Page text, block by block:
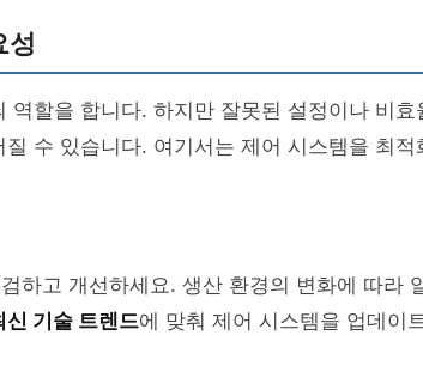
성
역할을 합니다. 하지만 잘못된 설정이나 비효
수 있습니다. 여기서는 제어 시스템을 최적
하고 개선하세요. 생산 환경의 변화에 따라
신 기술 트렌드에 맞춰 제어 시스템을 업데이